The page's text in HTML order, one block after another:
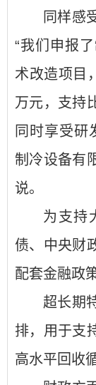
同样感
“我们申报
术改造项目
万元，支持
同时享受研
制冷设备有
说。
为支持
债、中央财
配套金融政
超长期
排，用于支
高水平回收